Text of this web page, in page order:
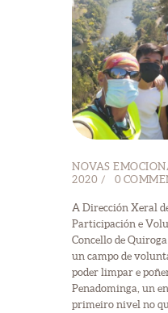
NOVAS
2020
0
A Dirección Xeral
Participación e
Concello de
un campo de
poder limpar e
Penadominga, un
primeiro nivel no